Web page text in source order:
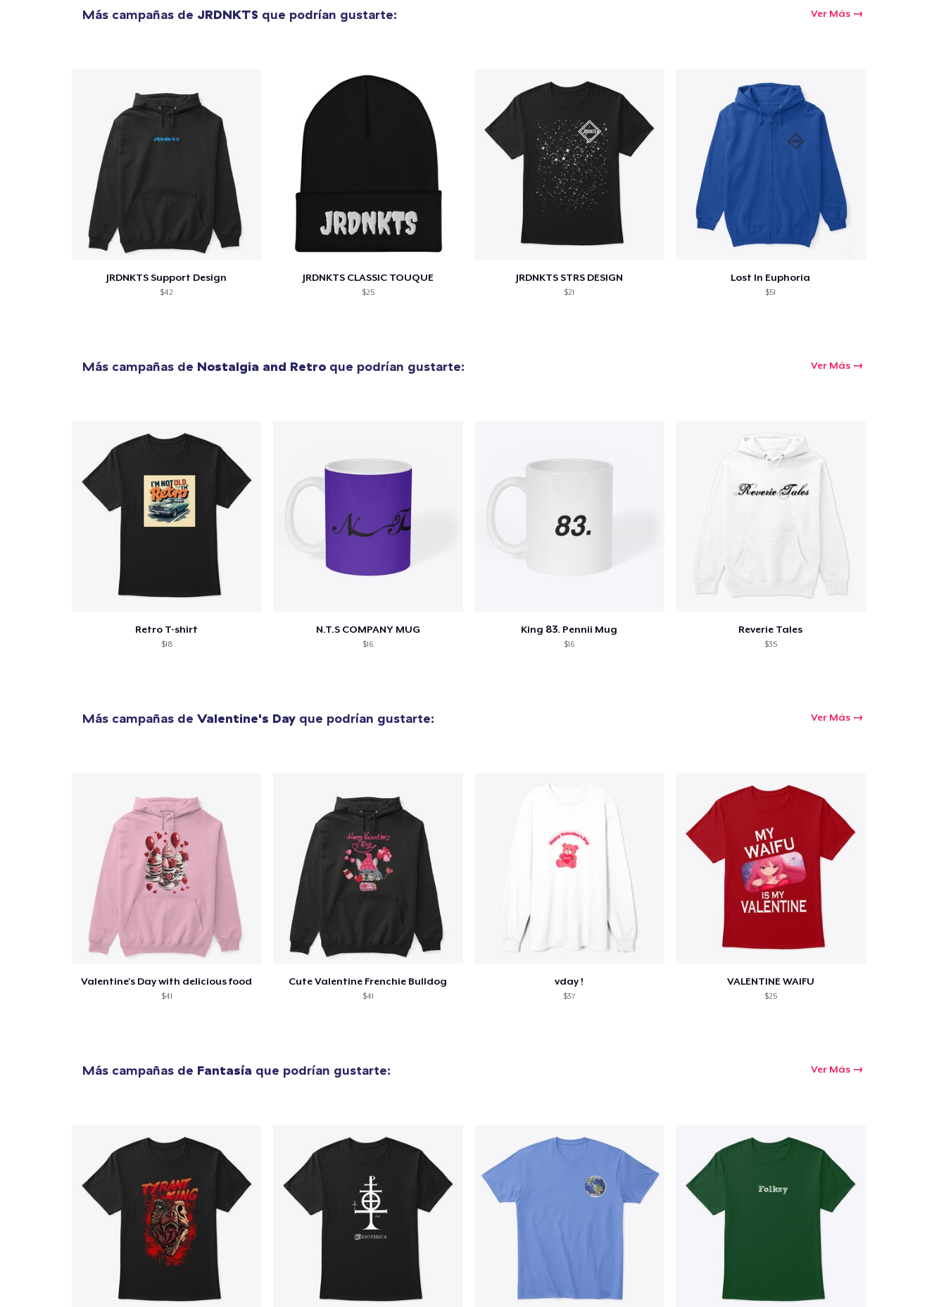
Más campañas de JRDNKTS que podrían gustarte: Ver Más
JRDNKTS Support Design
$42
JRDNKTS CLASSIC TOUQUE
$25
JRDNKTS STRS DESIGN
$21
Lost In Euphoria
$51
Más campañas de Nostalgia and Retro que podrían gustarte: Ver Más
Retro T-shirt
$18
N.T.S COMPANY MUG
$16
King 83. Pennii Mug
$16
Reverie Tales
$35
Más campañas de Valentine's Day que podrían gustarte: Ver Más
Valentine's Day with delicious food
$41
Cute Valentine Frenchie Bulldog
$41
vday !
$37
VALENTINE WAIFU
$25
Más campañas de Fantasía que podrían gustarte: Ver Más
artículo añadido al carrito
Finalizar y pagar pedido Seguir comprando
Unisex Premium Pullover Hoodie
Classic Long Sleeve Tee
29,99 US$